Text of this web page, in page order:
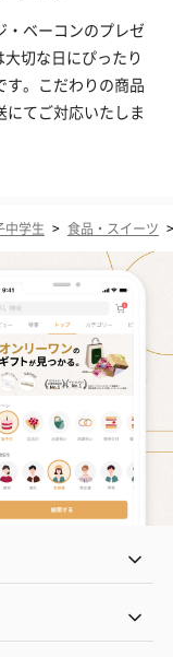
・ベーコンのプレゼ
切な日にぴったり
す。こだわりの商品
てご対応いたしま
中学生 > 食品・スイーツ